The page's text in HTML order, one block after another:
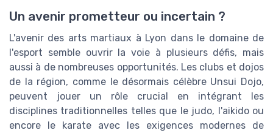
Un avenir prometteur ou incertain ?
L'avenir des arts martiaux à Lyon dans le domaine de
l'esport semble ouvrir la voie à plusieurs défis, mais
aussi à de nombreuses opportunités. Les clubs et dojos
de la région, comme le désormais célèbre Unsui Dojo,
peuvent jouer un rôle crucial en intégrant les
disciplines traditionnelles telles que le judo, l'aikido ou
encore le karate avec les exigences modernes de